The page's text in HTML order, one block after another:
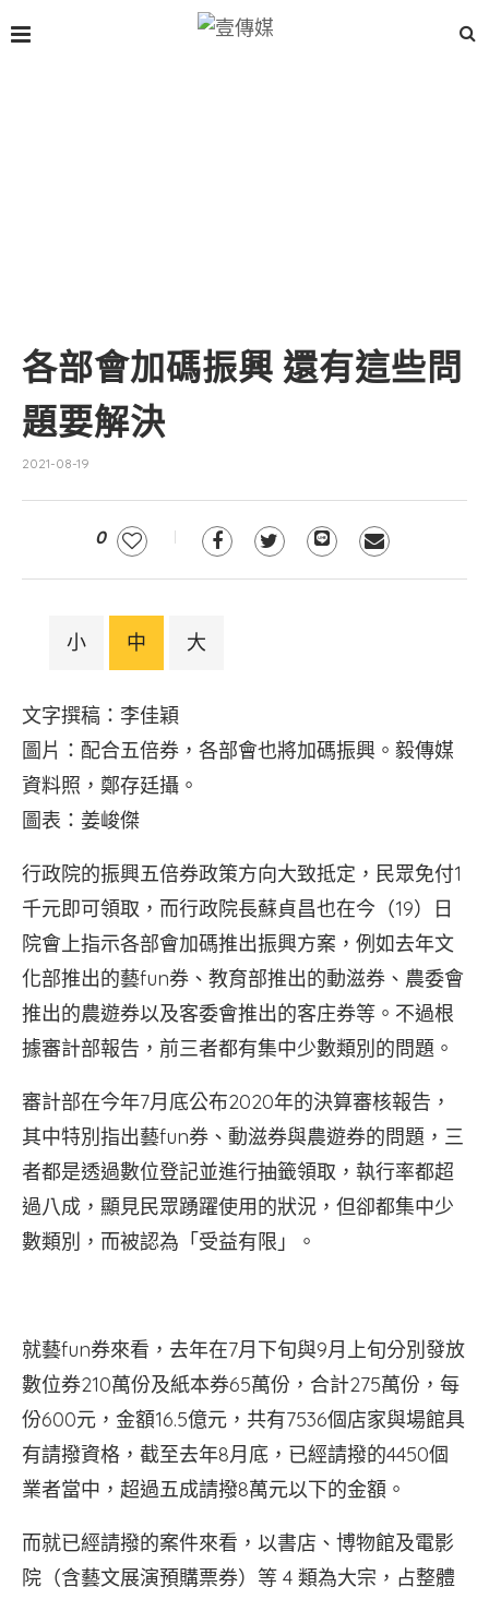
各部會加碼振興 還有這些問
題要解決
2021-08-19
0
小 中 大
文字撰稿：李佳穎
圖片：配合五倍券，各部會也將加碼振興。毅傳媒
資料照，鄭存廷攝。
圖表：姜峻傑
行政院的振興五倍券政策方向大致抵定，民眾免付1
千元即可領取，而行政院長蘇貞昌也在今（19）日
院會上指示各部會加碼推出振興方案，例如去年文
化部推出的藝fun券、教育部推出的動滋券、農委會
推出的農遊券以及客委會推出的客庄券等。不過根
據審計部報告，前三者都有集中少數類別的問題。
審計部在今年7月底公布2020年的決算審核報告，
其中特別指出藝fun券、動滋券與農遊券的問題，三
者都是透過數位登記並進行抽籤領取，執行率都超
過八成，顯見民眾踴躍使用的狀況，但卻都集中少
數類別，而被認為「受益有限」。
就藝fun券來看，去年在7月下旬與9月上旬分別發放
數位券210萬份及紙本券65萬份，合計275萬份，每
份600元，金額16.5億元，共有7536個店家與場館具
有請撥資格，截至去年8月底，已經請撥的4450個
業者當中，超過五成請撥8萬元以下的金額。
而就已經請撥的案件來看，以書店、博物館及電影
院（含藝文展演預購票券）等 4 類為大宗，占整體